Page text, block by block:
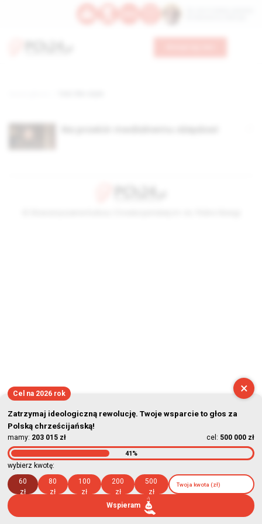
×
Cel na 2026 rok
Zatrzymaj ideologiczną rewolucję. Twoje wsparcie to głos za
Polską chrześcijańską!
mamy: 203 015 zł cel: 500 000 zł
41%
wybierz kwotę:
60
zł
80
zł
100
zł
200
zł
500
zł
Wspieram